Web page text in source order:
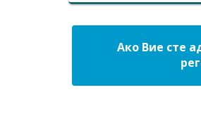
Ако Вие сте